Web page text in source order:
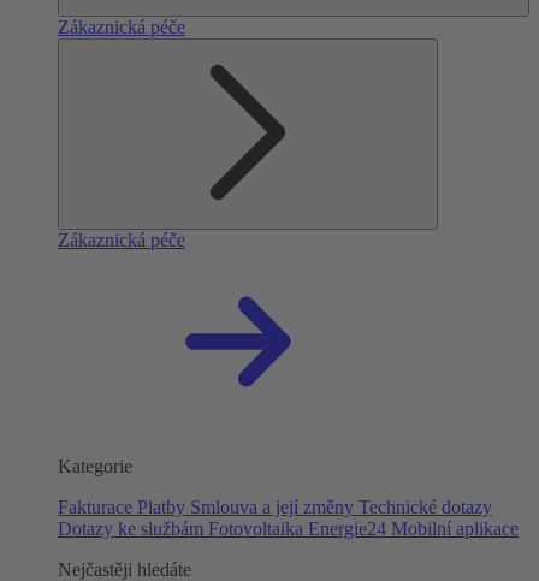
Zákaznická péče
Zákaznická péče
Kategorie
Fakturace Platby Smlouva a její změny Technické dotazy
Dotazy ke službám Fotovoltaika Energie24 Mobilní aplikace
Nejčastěji hledáte